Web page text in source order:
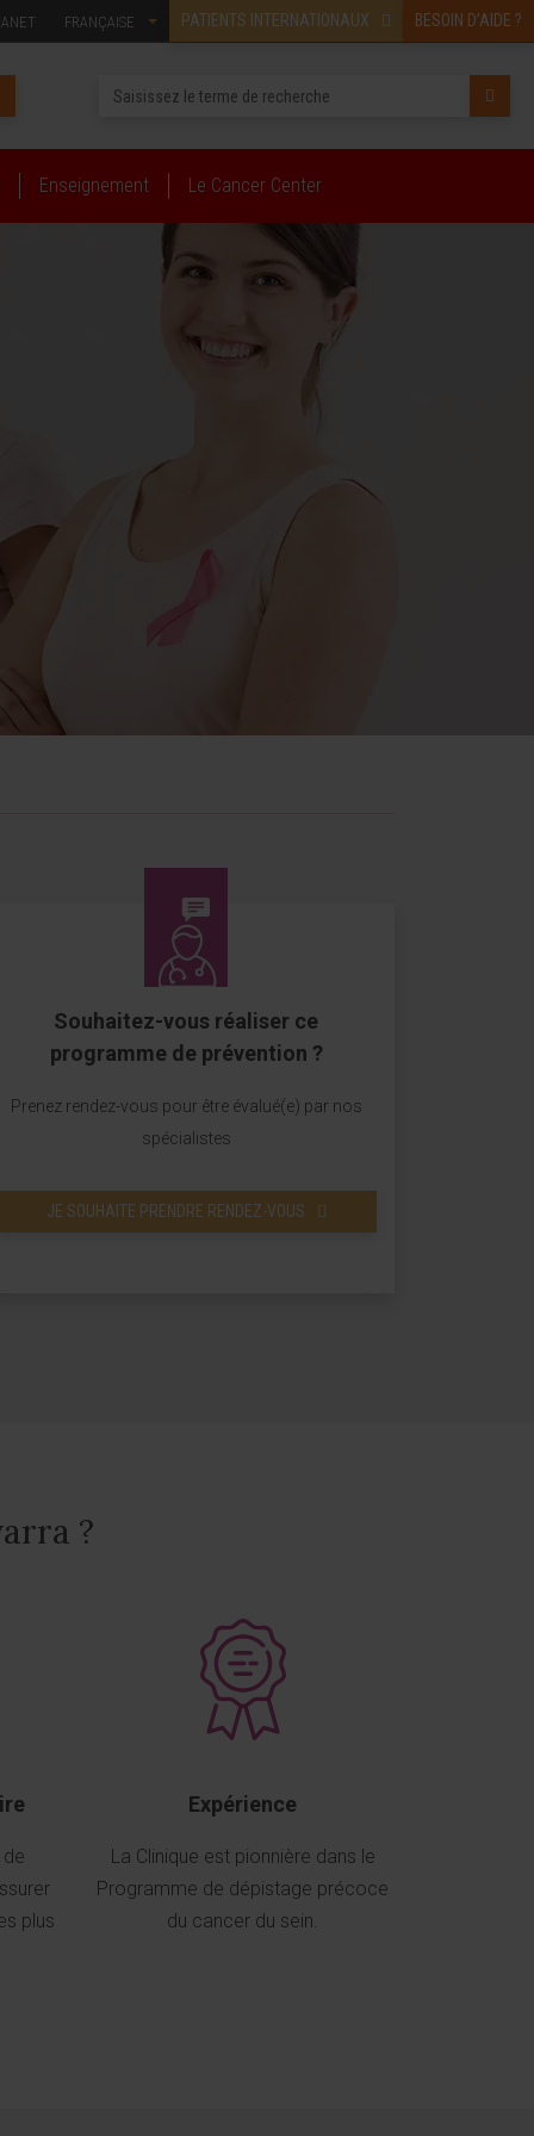
PATIENTS INTERNATIONAUX BESOIN D’AIDE ?
FRANÇAISE
Enseignement Le Cancer Center
Souhaitez-vous réaliser ce
programme de prévention ?
Prenez rendez-vous pour être évalué(e) par nos
spécialistes
JE SOUHAITE PRENDRE RENDEZ-VOUS
?
plus
Expérience
La Clinique est pionnière dans le
Programme de dépistage précoce
du cancer du sein.